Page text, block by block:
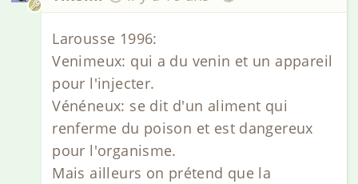
Larousse 1996:
Venimeux: qui a du venin et un appareil
pour l'injecter.
Vénéneux: se dit d'un aliment qui
renferme du poison et est dangereux
pour l'organisme.
Mais ailleurs on prétend que la